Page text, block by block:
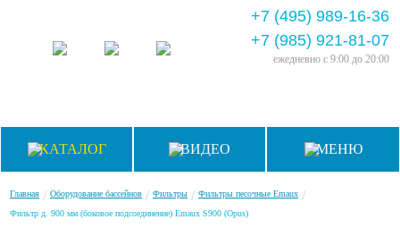
+7 (495) 989-16-36
+7 (985) 921-81-07
ежедневно с 9:00 до 20:00
КАТАЛОГ ВИДЕО МЕНЮ
Главная / Оборудование бассейнов / Фильтры / Фильтры песочные Emaux /
Фильтр д. 900 мм (боковое подсоединение) Emaux S900 (Opus)